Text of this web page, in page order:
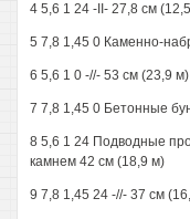
4 5,6 1 24 -II- 27,8 см
5 7,8 1,45 0 Каменно-
6 5,6 1 0 -//- 53 см (23,9 м)
7 7,8 1,45 0 Бетонные
8 5,6 1 24 Подводные
камнем 42 см (18,9 м)
9 7,8 1,45 24 -//- 37 см